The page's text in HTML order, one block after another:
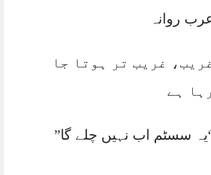
روانہ
غریب، غریب تر ہوتا جا
رہا ہے
سسٹم اب نہیں چلے گا”